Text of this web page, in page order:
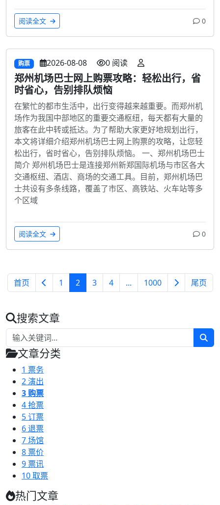
阅读全文 0
购票 2026-08-08 0 阅读
郑州机场巴士网上购票攻略：轻松出行，省
时省心，告别排队烦恼
在繁忙的都市生活中，出行变得越来越重要。而郑州机
场作为我国中部地区的重要交通枢纽，每天都有大量的
旅客在此中转或抵达。为了帮助大家更好地规划出行，
本文将详细介绍郑州机场巴士网上购票的攻略，让您轻
松出行，省时省心，告别排队烦恼。 一、郑州机场巴士
简介 郑州机场巴士是连接郑州新郑国际机场与市区各大
交通枢纽、酒店、商场的交通工具。目前，郑州机场巴
士共设有多条线路，覆盖了市区、高铁站、火车站等多
个区域
阅读全文 0
首页 1 2 3 4 ... 1000 尾页
搜索文章
文章分类
1 票务
2演出
3 购票
4抢票
5订票
6退票
7场馆
8票价
9票讯
10取票
热门文章